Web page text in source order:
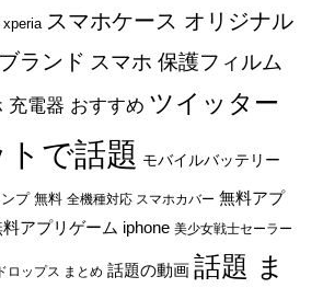
スマホケース オリジナル
ランド スマホ 保護フィルム
充電器 おすすめ ツイッター
で話題 モバイルバッテリー
プ 無料 全機種対応 スマホカバー 無料アプ
料アプリゲーム iphone 美少女戦士セーラー
ロップス まとめ 話題の動画 話題 ま